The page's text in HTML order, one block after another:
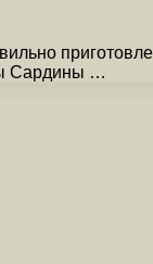
Сардины …